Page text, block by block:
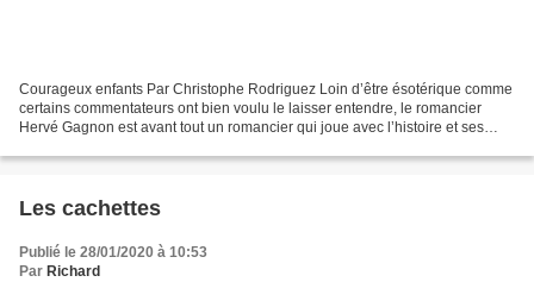
Courageux enfants Par Christophe Rodriguez Loin d’être ésotérique comme
certains commentateurs ont bien voulu le laisser entendre, le romancier
Hervé Gagnon est avant tout un romancier qui joue avec l’histoire et ses
Les cachettes
Publié le 28/01/2020 à 10:53
Par Richard